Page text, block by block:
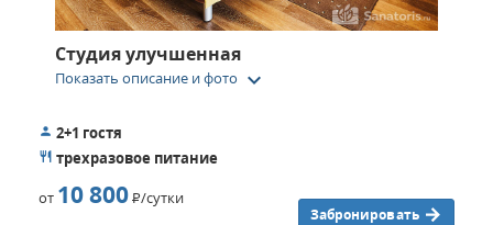
Студия улучшенная
Показать описание и фото keyboard_arrow_down
2+1 гостя
трехразовое питание
от 10 800Р/сутки
Забронировать